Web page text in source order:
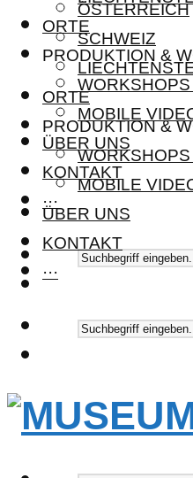
ORTE
PRODUKTION &
MOBILE
ÜBER UNS
KONTAKT
···
ÖSTERREICH
SCHWEIZ
ORTE
PRODUKTION &
MOBILE
ÜBER UNS
KONTAKT
···